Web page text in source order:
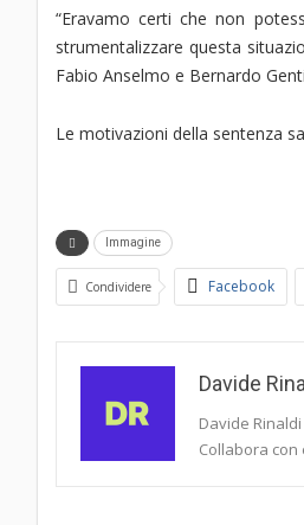
“Eravamo certi che non
strumentalizzare questa
Fabio Anselmo e Bernardo
Le motivazioni della sentenza
Immagine
Condividere Facebook
Davide
Davide
Collabora